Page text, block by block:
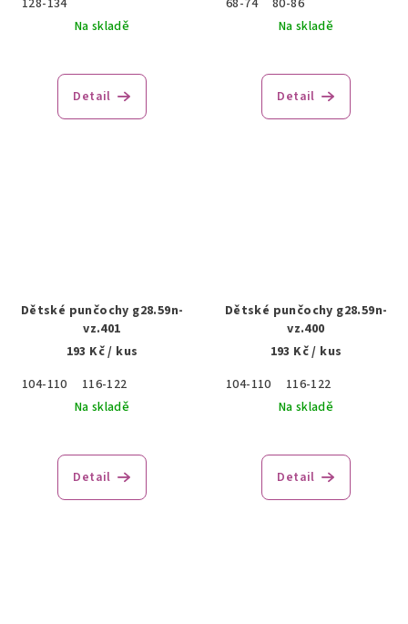
Na skladě
Detail
Na skladě
Detail
Dětské punčochy g28.59n-
vz.401
193 Kč/ kus
104-110
116-122
Na skladě
Detail
Dětské punčochy g28.59n-
vz.400
193 Kč/ kus
104-110
116-122
Na skladě
Detail